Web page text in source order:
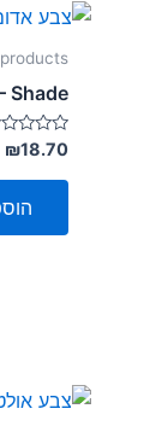
Shade
דורג
0
מתוך
₪18.70